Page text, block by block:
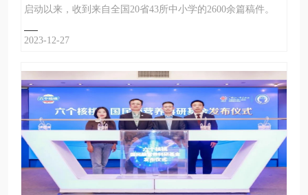
启动以来，收到来自全国20省43所中小学的2600余篇稿件。
2023-12-27